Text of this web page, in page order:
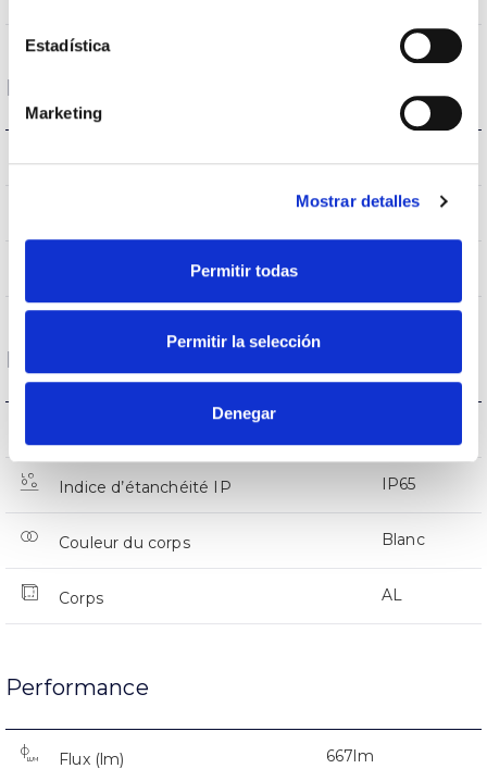
Estadística
Marketing
Mostrar detalles
Permitir todas
Permitir la selección
Denegar
Données optiques
Température de coleur
>80
Angle d’ouverture
Logement et finition
Indice d’étanchéité IP IP65
Couleur du corps Blanc
Corps AL
Performance
Flux (lm) 667lm